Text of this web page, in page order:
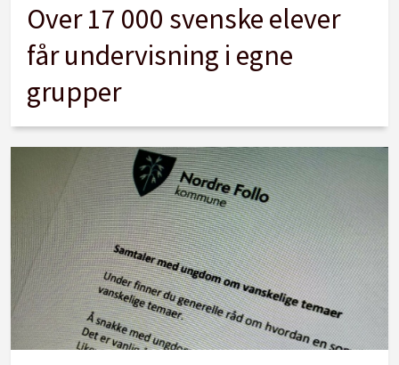
Over 17 000 svenske elever
får undervisning i egne
grupper